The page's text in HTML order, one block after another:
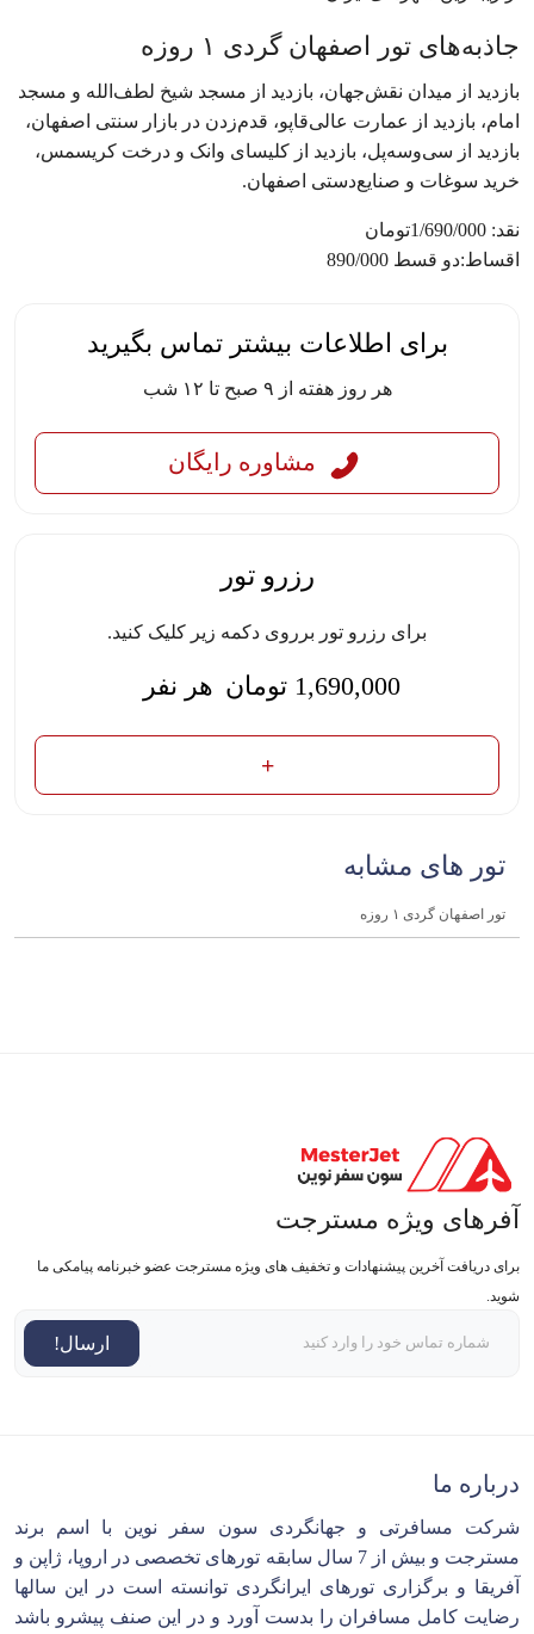
جاذبه‌های تور اصفهان گردی ۱ روزه
بازدید از میدان نقش‌جهان، بازدید از مسجد شیخ لطف‌الله و مسجد
امام، بازدید از عمارت عالی‌قاپو، قدم‌زدن در بازار سنتی اصفهان،
بازدید از سی‌وسه‌پل، بازدید از کلیسای وانک و درخت کریسمس،
خرید سوغات و صنایع‌دستی اصفهان.
نقد: 1/690/000تومان
اقساط:دو قسط 890/000
برای اطلاعات بیشتر تماس بگیرید
هر روز هفته از ۹ صبح تا ۱۲ شب
مشاوره رایگان
رزرو تور
برای رزرو تور برروی دکمه زیر کلیک کنید.
1,690,000 تومان هر نفر
تور های مشابه
تور اصفهان گردی ۱ روزه
آفرهای ویژه مسترجت
برای دریافت آخرین پیشنهادات و تخفیف های ویژه مسترجت عضو خبرنامه پیامکی ما
شوید.
ارسال!
درباره ما
شرکت مسافرتی و جهانگردی سون سفر نوین با اسم برند
مسترجت و بیش از 7 سال سابقه تورهای تخصصی در اروپا، ژاپن و
آفریقا و برگزاری تورهای ایرانگردی توانسته است در این سالها
رضایت کامل مسافران را بدست آورد و در این صنف پیشرو باشد